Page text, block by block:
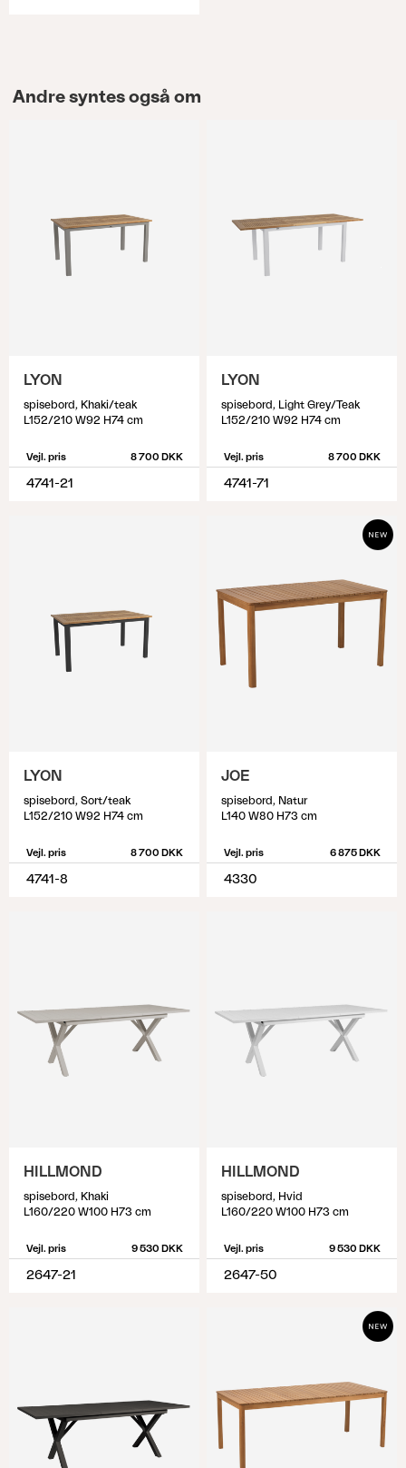
Andre syntes også om
LYON
spisebord, Khaki/teak
L152/210 W92 H74 cm
Vejl. pris 8 700 DKK
4741-21
LYON
spisebord, Light Grey/Teak
L152/210 W92 H74 cm
Vejl. pris 8 700 DKK
4741-71
LYON
spisebord, Sort/teak
L152/210 W92 H74 cm
Vejl. pris 8 700 DKK
4741-8
JOE
spisebord, Natur
L140 W80 H73 cm
Vejl. pris 6 875 DKK
4330
HILLMOND
spisebord, Khaki
L160/220 W100 H73 cm
Vejl. pris 9 530 DKK
2647-21
HILLMOND
spisebord, Hvid
L160/220 W100 H73 cm
Vejl. pris 9 530 DKK
2647-50